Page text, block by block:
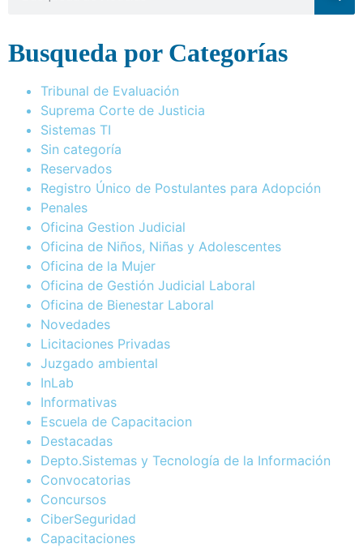
Busqueda por Categorías
Tribunal de Evaluación
Suprema Corte de Justicia
Sistemas TI
Sin categoría
Reservados
Registro Único de Postulantes para Adopción
Penales
Oficina Gestion Judicial
Oficina de Niños, Niñas y Adolescentes
Oficina de la Mujer
Oficina de Gestión Judicial Laboral
Oficina de Bienestar Laboral
Novedades
Licitaciones Privadas
Juzgado ambiental
InLab
Informativas
Escuela de Capacitacion
Destacadas
Depto.Sistemas y Tecnología de la Información
Convocatorias
Concursos
CiberSeguridad
Capacitaciones